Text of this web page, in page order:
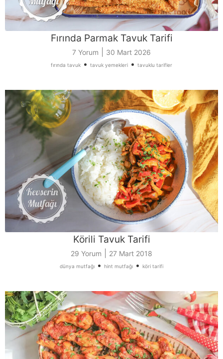
Fırında Parmak Tavuk Tarifi
7 Yorum 30 Mart 2026
fırında tavuk • tavuk yemekleri • tavuklu tarifler
Körili Tavuk Tarifi
29 Yorum 27 Mart 2018
dünya mutfağı • hint mutfağı • köri tarifi